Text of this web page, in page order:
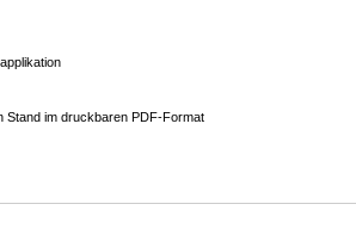
Stand im druckbaren PDF-Format